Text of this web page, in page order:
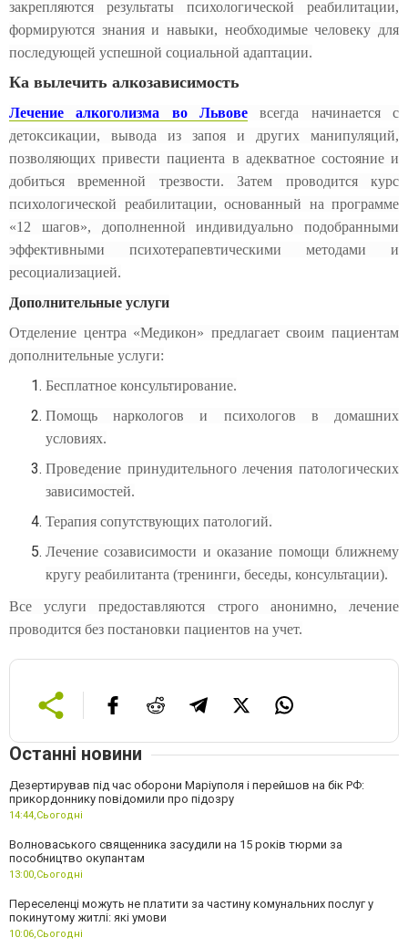
закрепляются результаты психологической реабилитации,
формируются знания и навыки, необходимые человеку для
последующей успешной социальной адаптации.
Ка вылечить алкозависимость
Лечение алкоголизма во Львове всегда начинается с
детоксикации, вывода из запоя и других манипуляций,
позволяющих привести пациента в адекватное состояние и
добиться временной трезвости. Затем проводится курс
психологической реабилитации, основанный на программе
«12 шагов», дополненной индивидуально подобранными
эффективными психотерапевтическими методами и
ресоциализацией.
Дополнительные услуги
Отделение центра «Медикон» предлагает своим пациентам
дополнительные услуги:
Бесплатное консультирование.
Помощь наркологов и психологов в домашних
условиях.
Проведение принудительного лечения патологических
зависимостей.
Терапия сопутствующих патологий.
Лечение созависимости и оказание помощи ближнему
кругу реабилитанта (тренинги, беседы, консультации).
Все услуги предоставляются строго анонимно, лечение
проводится без постановки пациентов на учет.
Останні новини
Дезертирував під час оборони Маріуполя і перейшов на бік РФ:
прикордоннику повідомили про підозру
14:44, Сьогодні
Волноваського священника засудили на 15 років тюрми за
пособництво окупантам
13:00, Сьогодні
Переселенці можуть не платити за частину комунальних послуг у
покинутому житлі: які умови
10:06, Сьогодні